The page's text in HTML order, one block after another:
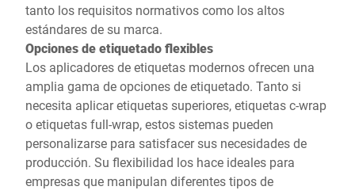
tanto los requisitos normativos como los altos
estándares de su marca.
Opciones de etiquetado flexibles
Los aplicadores de etiquetas modernos ofrecen una
amplia gama de opciones de etiquetado. Tanto si
necesita aplicar etiquetas superiores, etiquetas c-wrap
o etiquetas full-wrap, estos sistemas pueden
personalizarse para satisfacer sus necesidades de
producción. Su flexibilidad los hace ideales para
empresas que manipulan diferentes tipos de